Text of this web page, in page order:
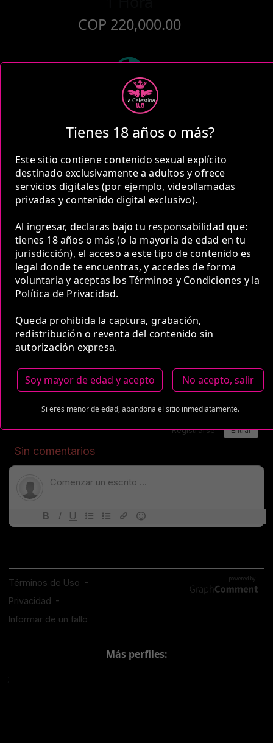
Tienes 18 años o más?
Este sitio contiene contenido sexual explícito
destinado exclusivamente a adultos y ofrece
servicios digitales (por ejemplo, videollamadas
privadas y contenido digital exclusivo).
Al ingresar, declaras bajo tu responsabilidad que:
tienes 18 años o más (o la mayoría de edad en tu
jurisdicción), el acceso a este tipo de contenido es
legal donde te encuentras, y accedes de forma
voluntaria y aceptas los Términos y Condiciones y la
Política de Privacidad.
Queda prohibida la captura, grabación,
redistribución o reventa del contenido sin
autorización expresa.
Soy mayor de edad y acepto No acepto, salir
Si eres menor de edad, abandona el sitio inmediatamente.
COP 220,000.00
2 Horas
COP 360,000.00
5 Horas
COP 640,000.00
Estas tarifas incluyen transporte y preservativos
Medio de Pago:
Más perfiles: